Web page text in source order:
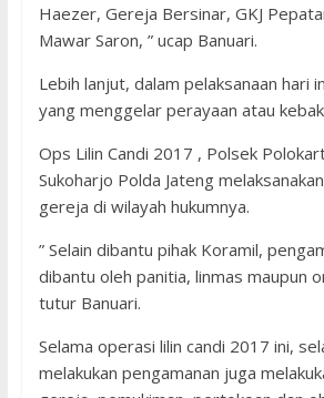
Haezer, Gereja Bersinar, GKJ
Mawar Saron, ” ucap Banuari.
Lebih lanjut, dalam pelaksanaan hari
yang menggelar perayaan atau
Ops Lilin Candi 2017 , Polsek
Sukoharjo Polda Jateng
gereja di wilayah hukumnya.
” Selain dibantu pihak Koramil,
dibantu oleh panitia, linmas maupun
tutur Banuari.
Selama operasi lilin candi 2017 ini,
melakukan pengamanan juga